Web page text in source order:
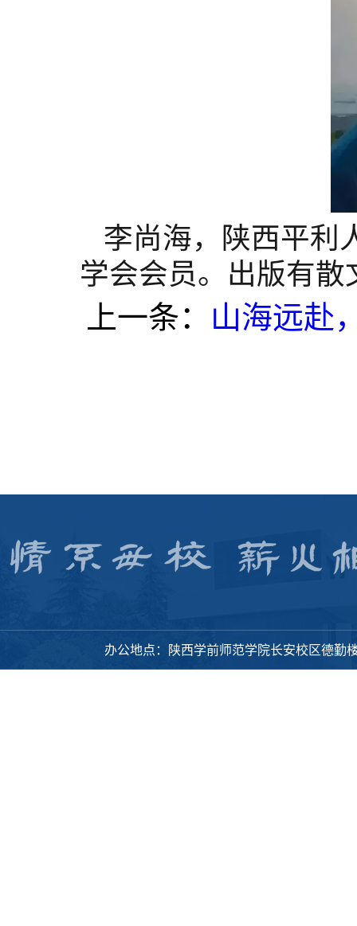
李尚海，陕西平利
学会会员。出版有
上一条： 山海远赴
办公地点：陕西学前师范学院长安校区德勤